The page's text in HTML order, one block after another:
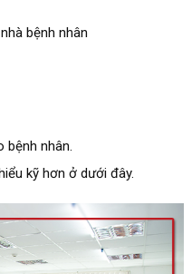
bệnh nhân
bệnh nhân.
kỹ hơn ở dưới đây.